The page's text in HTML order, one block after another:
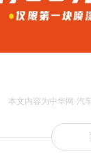
本文内容为中华网·汽